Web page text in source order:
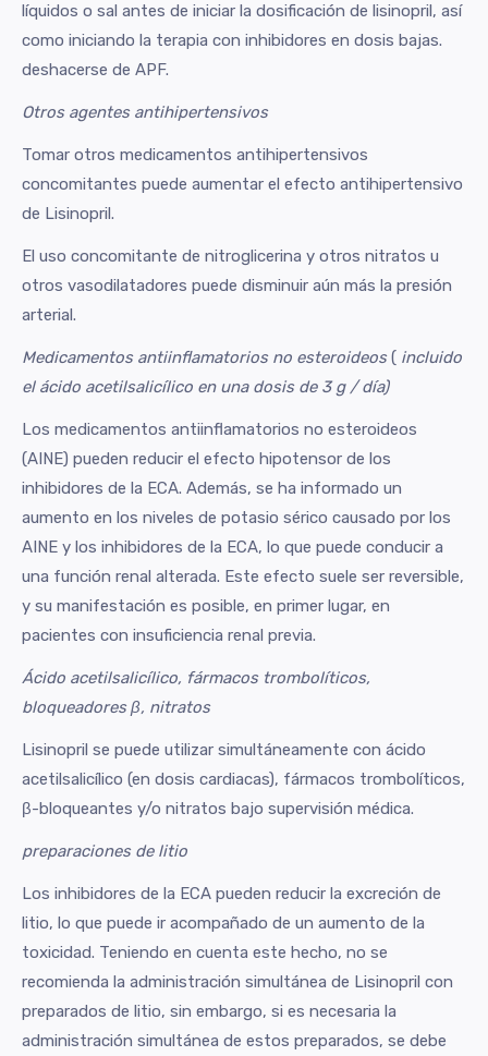
líquidos o sal antes de iniciar la dosificación de lisinopril, así
como iniciando la terapia con inhibidores en dosis bajas.
deshacerse de APF.
Otros agentes antihipertensivos
Tomar otros medicamentos antihipertensivos
concomitantes puede aumentar el efecto antihipertensivo
de Lisinopril.
El uso concomitante de nitroglicerina y otros nitratos u
otros vasodilatadores puede disminuir aún más la presión
arterial.
Medicamentos antiinflamatorios no esteroideos( incluido
el ácido acetilsalicílico en una dosis de 3 g / día)
Los medicamentos antiinflamatorios no esteroideos
(AINE) pueden reducir el efecto hipotensor de los
inhibidores de la ECA. Además, se ha informado un
aumento en los niveles de potasio sérico causado por los
AINE y los inhibidores de la ECA, lo que puede conducir a
una función renal alterada. Este efecto suele ser reversible,
y su manifestación es posible, en primer lugar, en
pacientes con insuficiencia renal previa.
Ácido acetilsalicílico, fármacos trombolíticos,
bloqueadores β, nitratos
Lisinopril se puede utilizar simultáneamente con ácido
acetilsalicílico (en dosis cardiacas), fármacos trombolíticos,
β-bloqueantes y/o nitratos bajo supervisión médica.
preparaciones de litio
Los inhibidores de la ECA pueden reducir la excreción de
litio, lo que puede ir acompañado de un aumento de la
toxicidad. Teniendo en cuenta este hecho, no se
recomienda la administración simultánea de Lisinopril con
preparados de litio, sin embargo, si es necesaria la
administración simultánea de estos preparados, se debe